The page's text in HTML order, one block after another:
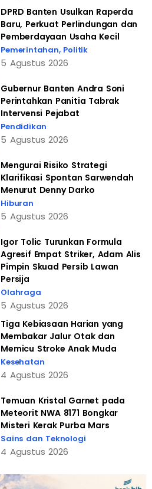
DPRD Banten Usulkan Raperda
Baru, Perkuat Perlindungan dan
Pemberdayaan Usaha Kecil
Pemerintahan, Politik
5 Agustus 2026
Gubernur Banten Andra Soni
Perintahkan Panitia Tabrak
Intervensi Pejabat
Pendidikan
5 Agustus 2026
Mengurai Risiko Strategi
Klarifikasi Spontan Sarwendah
Menurut Denny Darko
Hiburan
5 Agustus 2026
Igor Tolic Turunkan Formula
Agresif Empat Striker, Adam Alis
Pimpin Skuad Persib Lawan
Persija
Olahraga
5 Agustus 2026
Tiga Kebiasaan Harian yang
Membakar Jalur Otak dan
Memicu Stroke Anak Muda
Kesehatan
4 Agustus 2026
Temuan Kristal Garnet pada
Meteorit NWA 8171 Bongkar
Misteri Kerak Purba Mars
Sains dan Teknologi
4 Agustus 2026